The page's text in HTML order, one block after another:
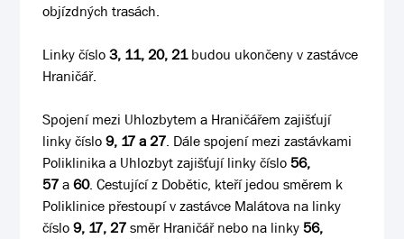
objízdných trasách.
Linky číslo3, 11, 20, 21budou ukončeny v zastávce
Hraničář.
Spojení mezi Uhlozbytem a Hraničářem zajišťují
linky číslo9, 17 a 27. Dále spojení mezi zastávkami
Poliklinika a Uhlozbyt zajišťují linky číslo56,
57a60. Cestující z Dobětic, kteří jedou směrem k
Poliklinice přestoupí v zastávce Malátova na linky
číslo9, 17, 27směr Hraničář nebo na linky56,